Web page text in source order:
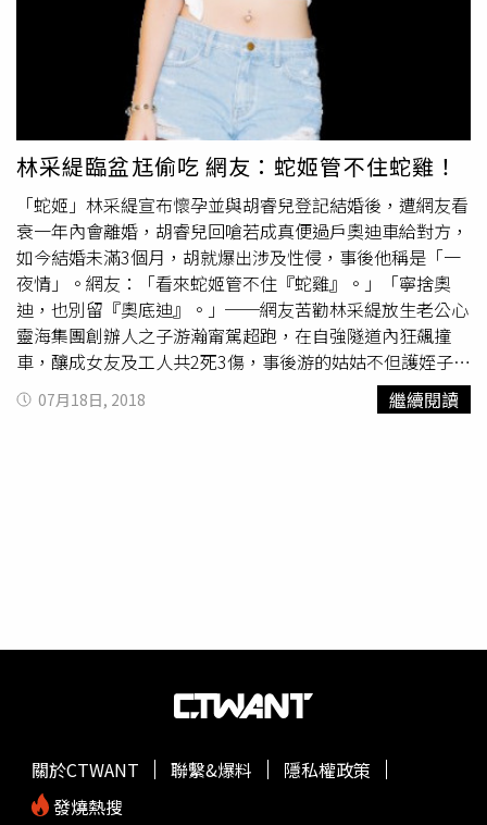
婿駐泰、吳釗燮連斷5邦交卻不用負責，簡直是荒腔走板，
他痛批：「外交不敗可能嗎？」介文汲批評，蔡政府一直吹
噓自己的外交成績是歷來最佳，但現在卻是斷交連連，誰都
怪卻不怪自己。介文汲最後警告蔡政府：「國際政治很現
實，打敗仗怪對手，不自我檢討，與坐以待斃何異？這樣的
政府還好意思說要保衛主權，簡直就是痴人說夢，藐視人民
的智商！」
林采緹臨盆尪偷吃 網友：蛇姬管不住蛇雞！
「蛇姬」林采緹宣布懷孕並與胡睿兒登記結婚後，遭網友看
衰一年內會離婚，胡睿兒回嗆若成真便過戶奧迪車給對方，
如今結婚未滿3個月，胡就爆出涉及性侵，事後他稱是「一
夜情」。網友：「看來蛇姬管不住『蛇雞』。」「寧捨奧
迪，也別留『奧底迪』。」──網友苦勸林采緹放生老公心
靈海集團創辦人之子游瀚甯駕超跑，在自強隧道內狂飆撞
車，釀成女友及工人共2死3傷，事後游的姑姑不但護姪子是
「小車神」，還怪罪隧道燈光太暗，「政府要負一點責
任！」網友：「車神=開車載女友去見神。」「怎麼不批車
啦，辯到一半手忘了抖怎麼辦？」──網友對阿扁的病情存
下台，外傳是因他多次要保外就醫的陳水扁「不要太過分」
（指踩中監紅線），事後邱坦言「我就是得罪了阿扁」。網
友：「法務部長被受刑人趕下台，台灣又一奇蹟。」──網
友驚呼阿扁影響力如此大內閣改組，內政部長葉俊榮轉任教
育部長，外傳原本的熱門人選民進黨立委管碧玲相當失望，
07月18日, 2018 繼續閱讀
關於CTWANT 聯繫&爆料
隱私權政策
發燒熱搜